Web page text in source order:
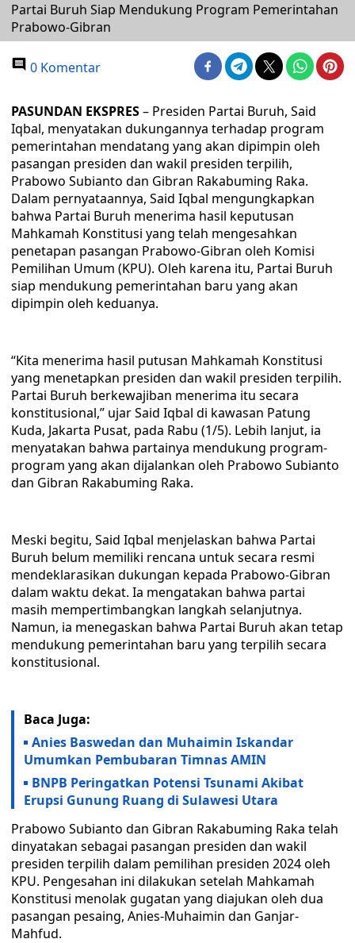
Partai Buruh Siap Mendukung Program Pemerintahan
Prabowo-Gibran
0 Komentar
PASUNDAN EKSPRES– Presiden Partai Buruh, Said
Iqbal, menyatakan dukungannya terhadap program
pemerintahan mendatang yang akan dipimpin oleh
pasangan presiden dan wakil presiden terpilih,
Prabowo Subianto dan Gibran Rakabuming Raka.
Dalam pernyataannya, Said Iqbal mengungkapkan
bahwa Partai Buruh menerima hasil keputusan
Mahkamah Konstitusi yang telah mengesahkan
penetapan pasangan Prabowo-Gibran oleh Komisi
Pemilihan Umum (KPU). Oleh karena itu, Partai Buruh
siap mendukung pemerintahan baru yang akan
dipimpin oleh keduanya.
“Kita menerima hasil putusan Mahkamah Konstitusi
yang menetapkan presiden dan wakil presiden terpilih.
Partai Buruh berkewajiban menerima itu secara
konstitusional,” ujar Said Iqbal di kawasan Patung
Kuda, Jakarta Pusat, pada Rabu (1/5). Lebih lanjut, ia
menyatakan bahwa partainya mendukung program-
program yang akan dijalankan oleh Prabowo Subianto
dan Gibran Rakabuming Raka.
Meski begitu, Said Iqbal menjelaskan bahwa Partai
Buruh belum memiliki rencana untuk secara resmi
mendeklarasikan dukungan kepada Prabowo-Gibran
dalam waktu dekat. Ia mengatakan bahwa partai
masih mempertimbangkan langkah selanjutnya.
Namun, ia menegaskan bahwa Partai Buruh akan tetap
mendukung pemerintahan baru yang terpilih secara
konstitusional.
Baca Juga:
Anies Baswedan dan Muhaimin Iskandar
Umumkan Pembubaran Timnas AMIN
BNPB Peringatkan Potensi Tsunami Akibat
Erupsi Gunung Ruang di Sulawesi Utara
Prabowo Subianto dan Gibran Rakabuming Raka telah
dinyatakan sebagai pasangan presiden dan wakil
presiden terpilih dalam pemilihan presiden 2024 oleh
KPU. Pengesahan ini dilakukan setelah Mahkamah
Konstitusi menolak gugatan yang diajukan oleh dua
pasangan pesaing, Anies-Muhaimin dan Ganjar-
Mahfud.